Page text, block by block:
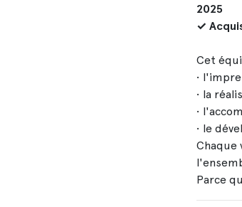
2025
✓
Cet
•
• la
•
• le
Chaque
Parce